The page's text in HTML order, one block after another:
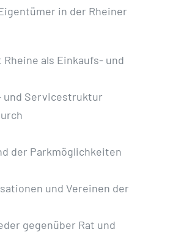
in der Rheiner
als Einkaufs- und
und Servicestruktur
der Parkmöglichkeiten
und Vereinen der
gegenüber Rat und